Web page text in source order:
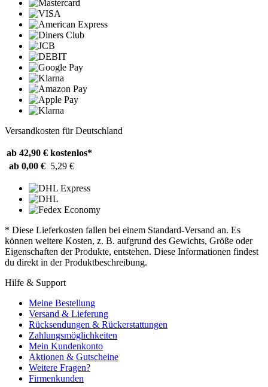
Versandkosten für Deutschland
ab 42,90 € kostenlos*
ab 0,00 € 5,29 €
* Diese Lieferkosten fallen bei einem Standard-Versand an. Es
können weitere Kosten, z. B. aufgrund des Gewichts, Größe oder
Eigenschaften der Produkte, entstehen. Diese Informationen findest
du direkt in der Produktbeschreibung.
Hilfe & Support
Meine Bestellung
Versand & Lieferung
Rücksendungen & Rückerstattungen
Zahlungsmöglichkeiten
Mein Kundenkonto
Aktionen & Gutscheine
Weitere Fragen?
Firmenkunden